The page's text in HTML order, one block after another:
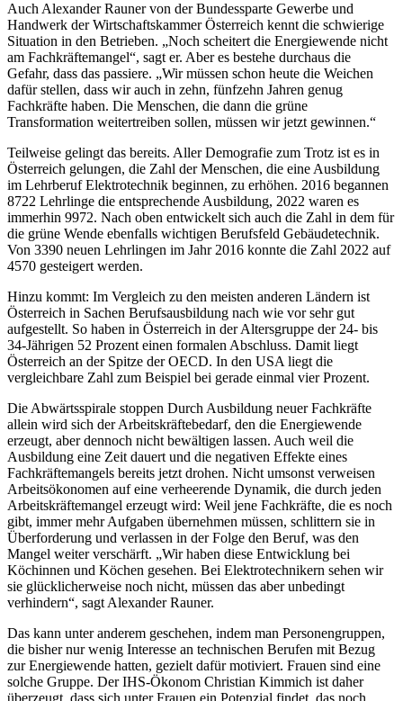
Auch Alexander Rauner von der Bundessparte Gewerbe und
Handwerk der Wirtschaftskammer Österreich kennt die schwierige
Situation in den Betrieben. „Noch scheitert die Energiewende nicht
am Fachkräftemangel“, sagt er. Aber es bestehe durchaus die
Gefahr, dass das passiere. „Wir müssen schon heute die Weichen
dafür stellen, dass wir auch in zehn, fünfzehn Jahren genug
Fachkräfte haben. Die Menschen, die dann die grüne
Transformation weitertreiben sollen, müssen wir jetzt gewinnen.“
Teilweise gelingt das bereits. Aller Demografie zum Trotz ist es in
Österreich gelungen, die Zahl der Menschen, die eine Ausbildung
im Lehrberuf Elektrotechnik beginnen, zu erhöhen. 2016 begannen
8722 Lehrlinge die entsprechende Ausbildung, 2022 waren es
immerhin 9972. Nach oben entwickelt sich auch die Zahl in dem für
die grüne Wende ebenfalls wichtigen Berufsfeld Gebäudetechnik.
Von 3390 neuen Lehrlingen im Jahr 2016 konnte die Zahl 2022 auf
4570 gesteigert werden.
Hinzu kommt: Im Vergleich zu den meisten anderen Ländern ist
Österreich in Sachen Berufsausbildung nach wie vor sehr gut
aufgestellt. So haben in Österreich in der Altersgruppe der 24- bis
34-Jährigen 52 Prozent einen formalen Abschluss. Damit liegt
Österreich an der Spitze der OECD. In den USA liegt die
vergleichbare Zahl zum Beispiel bei gerade einmal vier Prozent.
Die Abwärtsspirale stoppen Durch Ausbildung neuer Fachkräfte
allein wird sich der Arbeitskräftebedarf, den die Energiewende
erzeugt, aber dennoch nicht bewältigen lassen. Auch weil die
Ausbildung eine Zeit dauert und die negativen Effekte eines
Fachkräftemangels bereits jetzt drohen. Nicht umsonst verweisen
Arbeitsökonomen auf eine verheerende Dynamik, die durch jeden
Arbeitskräftemangel erzeugt wird: Weil jene Fachkräfte, die es noch
gibt, immer mehr Aufgaben übernehmen müssen, schlittern sie in
Überforderung und verlassen in der Folge den Beruf, was den
Mangel weiter verschärft. „Wir haben diese Entwicklung bei
Köchinnen und Köchen gesehen. Bei Elektrotechnikern sehen wir
sie glücklicherweise noch nicht, müssen das aber unbedingt
verhindern“, sagt Alexander Rauner.
Das kann unter anderem geschehen, indem man Personengruppen,
die bisher nur wenig Interesse an technischen Berufen mit Bezug
zur Energiewende hatten, gezielt dafür motiviert. Frauen sind eine
solche Gruppe. Der IHS-Ökonom Christian Kimmich ist daher